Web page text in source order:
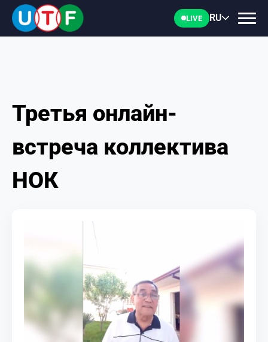
LIVE RU
ГЛАВНАЯ
ФТУ
НОВОСТИ
МЕДИА
Третья онлайн-
встреча коллектива
НОК